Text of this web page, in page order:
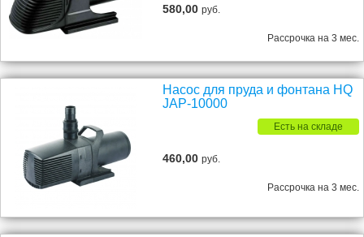
580,00руб.
Рассрочка на 3 мес.
Насос для пруда и фонтана HQ
JAP-10000
Есть на складе
460,00руб.
Рассрочка на 3 мес.